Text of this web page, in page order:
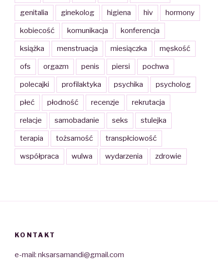
genitalia ginekolog higiena hiv hormony
kobiecość komunikacja konferencja
książka menstruacja miesiączka męskość
ofs orgazm penis piersi pochwa
polecajki profilaktyka psychika psycholog
płeć płodność recenzje rekrutacja
relacje samobadanie seks stulejka
terapia tożsamość transpłciowość
współpraca wulwa wydarzenia zdrowie
KONTAKT
e-mail: nksarsamandi@gmail.com